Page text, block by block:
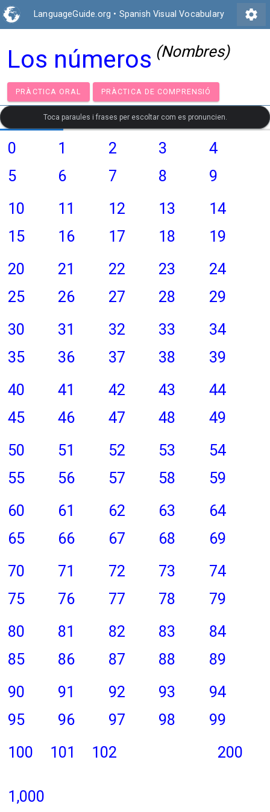
LanguageGuide.org • Spanish Visual Vocabulary settings
Los números (Nombres)
PRÀCTICA ORAL PRÀCTICA DE COMPRENSIÓ
Toca paraules i frases per escoltar com es pronuncien.
0 1 2 3
4
5
6 7 8
9
10
11 12 13
14
15
16 17 18
19
20
21 22 23
24
25
26 27 28
29
30
31 32 33
34
35
36 37 38
39
40
41 42 43
44
45
46 47 48
49
50
51 52 53
54
55
56 57 58
59
60
61 62 63
64
65
66 67 68
69
70
71 72 73
74
75
76 77 78
79
80
81 82 83
84
85
86 87 88
89
90
91 92 93
94
95
96 97 98
99
100
101 102 200
1,000